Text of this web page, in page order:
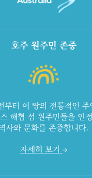
호주 원주민 존중
부터 이 땅의 전통적인
해협 섬 원주민들을 인
사와 문화를 존중합니다.
자세히 보기